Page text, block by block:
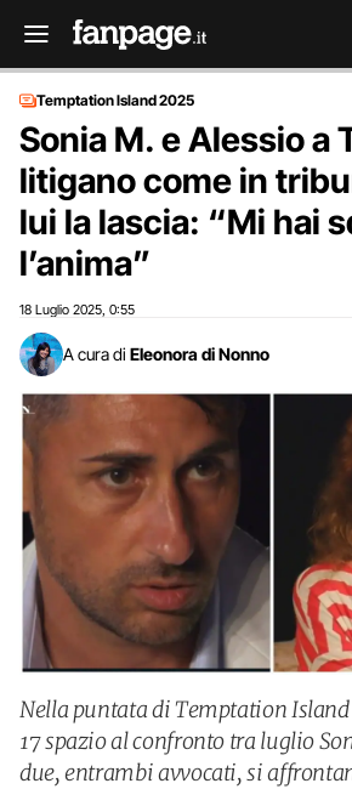
Temptation Island 2025
Sonia M. e Alessio a
litigano come in
lui la lascia: “Mi hai
l’anima”
18 Luglio 2025 0:55
A cura di Eleonora di Nonno
Nella puntata di Temptation
17 spazio al confronto tra luglio
due, entrambi avvocati, si